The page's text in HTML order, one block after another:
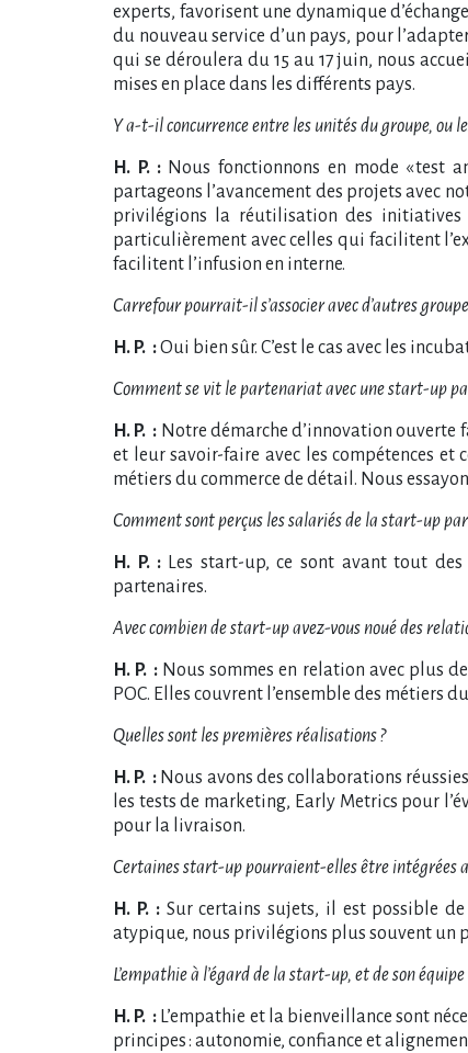
experts, favorisent une dynamique
du nouveau service d’un pays, pour
qui se déroulera du 15 au 17 juin, nous
mises en place dans les différents pays.
Y a-t-il concurrence entre les unités du groupe,
H. P. : Nous fonctionnons en mode « test
partageons l’avancement des projets avec
privilégions la réutilisation des
particulièrement avec celles qui facilitent
facilitent l’infusion en interne.
Carrefour pourrait-il s’associer avec d’autres
H. P. :Oui bien sûr. C’est le cas avec les
Comment se vit le partenariat avec une start-up
H. P. : Notre démarche d’innovation
et leur savoir-faire avec les compétences
métiers du commerce de détail. Nous
Comment sont perçus les salariés de la start-up
H. P. : Les start-up, ce sont avant tout des
partenaires.
Avec combien de start-up avez-vous noué des
H. P. : Nous sommes en relation avec plus
POC. Elles couvrent l’ensemble des métiers
Quelles sont les premières réalisations ?
H. P. : Nous avons des collaborations
les tests de marketing, Early Metrics pour
pour la livraison.
Certaines start-up pourraient-elles être intégrées
H. P. :Sur certains sujets, il est possible
atypique, nous privilégions plus souvent un
L’empathie à l’égard de la start-up, et de son
H. P. : L’empathie et la bienveillance sont
principes : autonomie, confiance et